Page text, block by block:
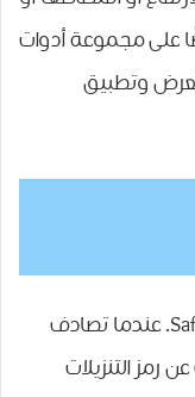
على مجموعة أدوات
وتطبيق
يمكنك الآن تنزيل الملفات باستخدام Safari. عندما تصادف
رمز التنزيلات